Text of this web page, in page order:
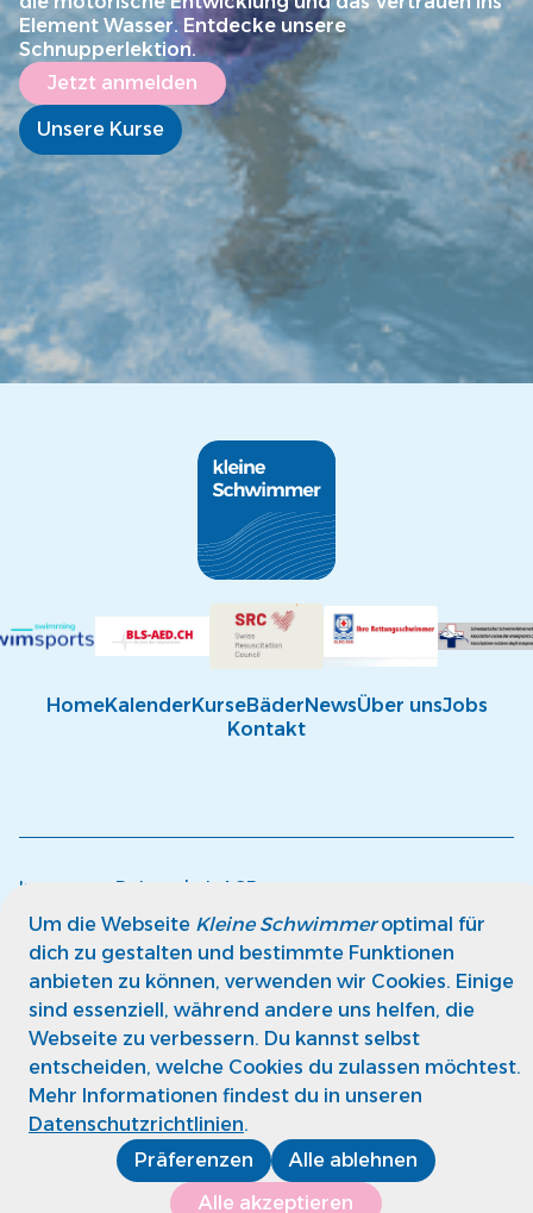
Element Wasser. Entdecke unsere
Schnupperlektion.
Jetzt anmelden
Unsere Kurse
HomeKalenderKurseBäderNewsÜber unsJobs
Kontakt
Impressum Datenschutz AGB
Um die Webseite Kleine Schwimmeroptimal für
dich zu gestalten und bestimmte Funktionen
anbieten zu können, verwenden wir Cookies. Einige
sind essenziell, während andere uns helfen, die
Webseite zu verbessern. Du kannst selbst
entscheiden, welche Cookies du zulassen möchtest.
Mehr Informationen findest du in unseren
Datenschutzrichtlinien.
Präferenzen
Alle ablehnen
Alle akzeptieren